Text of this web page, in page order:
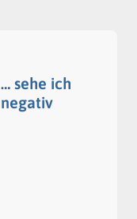
… sehe ich
negativ